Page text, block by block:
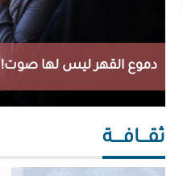
دموع القهر ليس لها صوت!
ثقـــافــــة